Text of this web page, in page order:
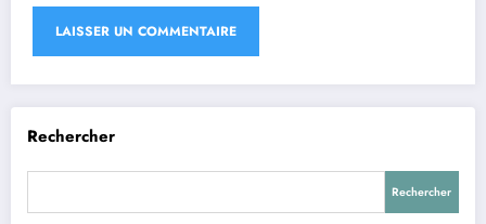
Rechercher
Rechercher